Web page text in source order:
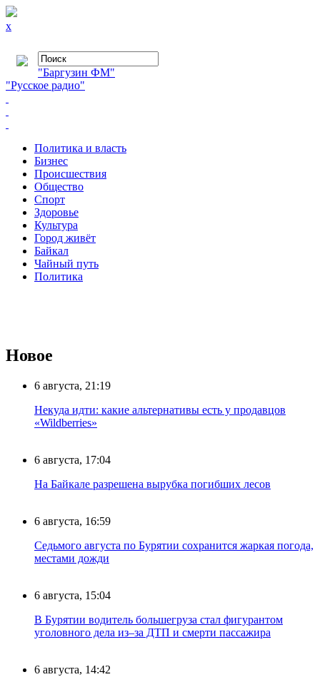
x
"Баргузин ФМ"
"Русское радио"
Политика и власть
Бизнес
Происшествия
Общество
Cпорт
Здоровье
Культура
Город живёт
Байкал
Чайный путь
Политика
Новое
6 августа, 21:19
Некуда идти: какие альтернативы есть у продавцов
«Wildberries»
6 августа, 17:04
На Байкале разрешена вырубка погибших лесов
6 августа, 16:59
Седьмого августа по Бурятии сохранится жаркая погода,
местами дожди
6 августа, 15:04
В Бурятии водитель большегруза стал фигурантом
уголовного дела из–за ДТП и смерти пассажира
6 августа, 14:42